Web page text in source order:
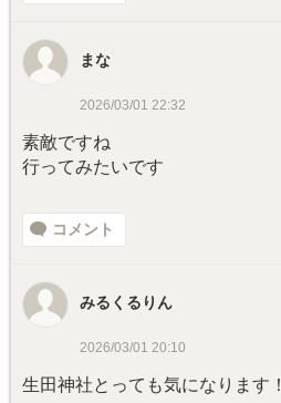
まな
2026/03/01 22:32
素敵ですね
行ってみたいです
コメント
みるくるりん
2026/03/01 20:10
生田神社とっても気になります！